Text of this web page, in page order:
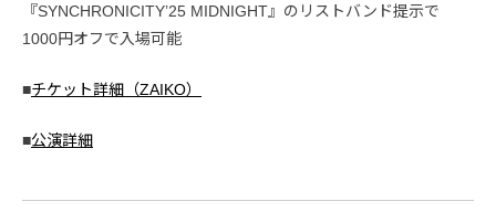
『SYNCHRONICITY’25 MIDNIGHT』のリストバンド提示で
1000円オフで入場可能
■チケット詳細（ZAIKO）
■公演詳細